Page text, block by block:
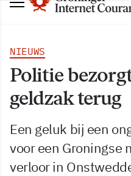
NIEUWS
Politie
geldzak terug
Een geluk bij een
voor een Groningse
verloor in